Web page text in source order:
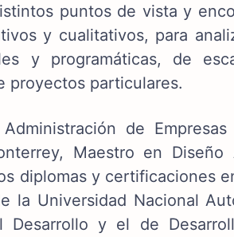
puntos de vista y
y cualitativos, para
y programáticas, de
proyectos particulares.
de
Maestro en
diplomas y certificaciones
la Universidad Nacional
Desarrollo y el de